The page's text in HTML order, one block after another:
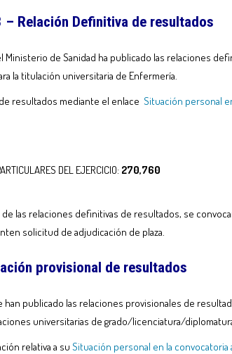
– Relación Definitiva de resultados
de Sanidad ha publicado las relaciones
la titulación universitaria de Enfermería.
resultados mediante el enlace Situación personal
DEL EJERCICIO: 270,760
las relaciones definitivas de resultados, se
solicitud de adjudicación de plaza.
provisional de resultados
han publicado las relaciones provisionales de
universitarias de grado/licenciatura/
relativa a su Situación personal en la convocatoria